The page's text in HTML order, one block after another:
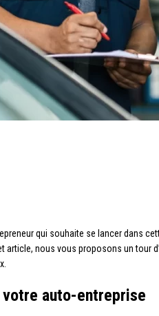
qui souhaite se lancer dans
article, nous vous proposons un
auto-entreprise